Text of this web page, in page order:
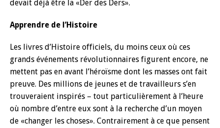
devait déjà être la «Der des Ders».
Apprendre de l’Histoire
Les livres d’Histoire officiels, du moins ceux où ces
grands événements révolutionnaires figurent encore, ne
mettent pas en avant l’héroïsme dont les masses ont fait
preuve. Des millions de jeunes et de travailleurs s’en
trouveraient inspirés – tout particulièrement à l’heure
où nombre d’entre eux sont à la recherche d’un moyen
de «changer les choses». Contrairement à ce que pensent